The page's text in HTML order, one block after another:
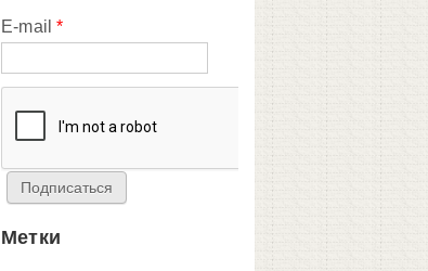
E-mail *
Метки